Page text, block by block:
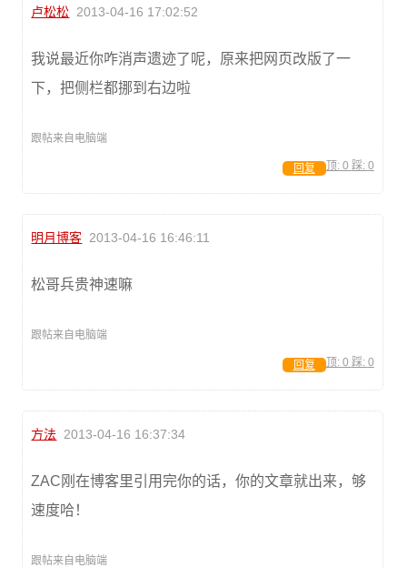
卢松松 2013-04-16 17:02:52
我说最近你咋消声遗迹了呢，原来把网页改版了一
下，把侧栏都挪到右边啦
跟帖来自电脑端
顶: 0 踩: 0
回复
明月博客 2013-04-16 16:46:11
松哥兵贵神速嘛
跟帖来自电脑端
顶: 0 踩: 0
回复
方法 2013-04-16 16:37:34
ZAC刚在博客里引用完你的话，你的文章就出来，够
速度哈！
跟帖来自电脑端